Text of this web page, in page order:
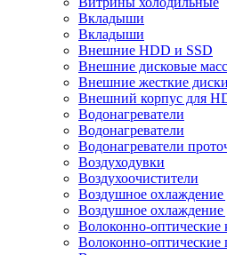
Вкладыши
Вкладыши
Внешние HDD и SSD
Внешние дисковые
Внешние жесткие диски
Внешний корпус для
Водонагреватели
Водонагреватели
Водонагреватели
Воздуходувки
Воздухоочистители
Воздушное охлаждение
Воздушное охлаждение
Волоконно-оптические
Волоконно-оптические